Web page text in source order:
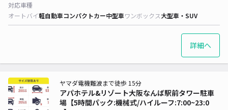
対応車種
オートバイ軽自動車コンパクトカー中型車ワンボックス大型車・SUV
詳細へ
アパホテル&リゾート大阪なんば駅前タワー駐車
場【5時間パック:機械式/ハイルーフ:7:00~23:0
ヤマダ電機難波まで徒歩 15分